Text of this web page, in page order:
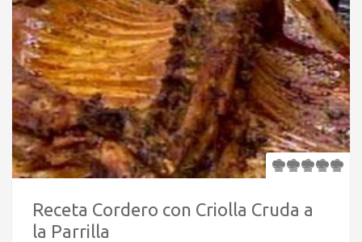
Receta Cordero con Criolla Cruda a
la Parrilla